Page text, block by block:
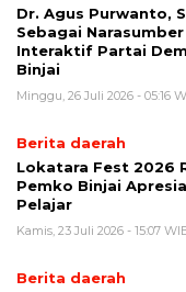
Dr. Agus Purwanto,
Sebagai
Interaktif Partai
Binjai
Minggu, 26 Juli 2026 - 05:16
Berita daerah
Lokatara Fest 2026
Pemko Binjai
Pelajar
Kamis, 23 Juli 2026 - 15:07
Berita daerah